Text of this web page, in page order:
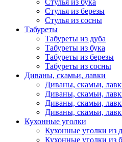
Стулья из бука
Стулья из березы
Стулья из сосны
Табуреты
Табуреты из дуба
Табуреты из бука
Табуреты из березы
Табуреты из сосны
Диваны, скамьи, лавки
Диваны, скамьи,
Диваны, скамьи,
Диваны, скамьи,
Диваны, скамьи,
Кухонные уголки
Кухонные уголки из
Кухонные уголки из